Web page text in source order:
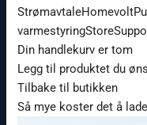
StrømavtaleHomevolt
varmestyringStore
Din handlekurv er tom
Legg til produktet du
Tilbake til butikken
Så mye koster det å